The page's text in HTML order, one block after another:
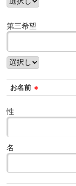
第三希望
お名前 ※
性
名